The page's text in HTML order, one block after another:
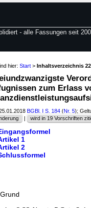
- alle Fassungen seit
hier: Start > Inhaltsverzeichnis
zum Erlass
BGBl. I S. 184 (Nr. 5);
| wird in 19 Vorschriften
1
2